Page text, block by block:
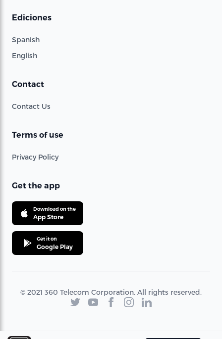
Ediciones
Spanish
English
Contact
Contact Us
Terms of use
Privacy Policy
Get the app
Download on the
App Store
Get it on
Google Play
© 2021 360 Telecom Corporation. All rights reserved.